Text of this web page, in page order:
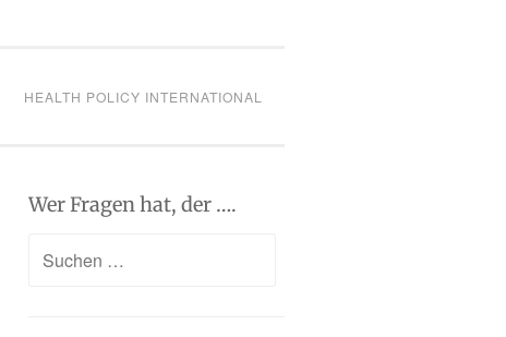
HEALTH POLICY INTERNATIONAL
Wer Fragen hat, der ….
Suchen